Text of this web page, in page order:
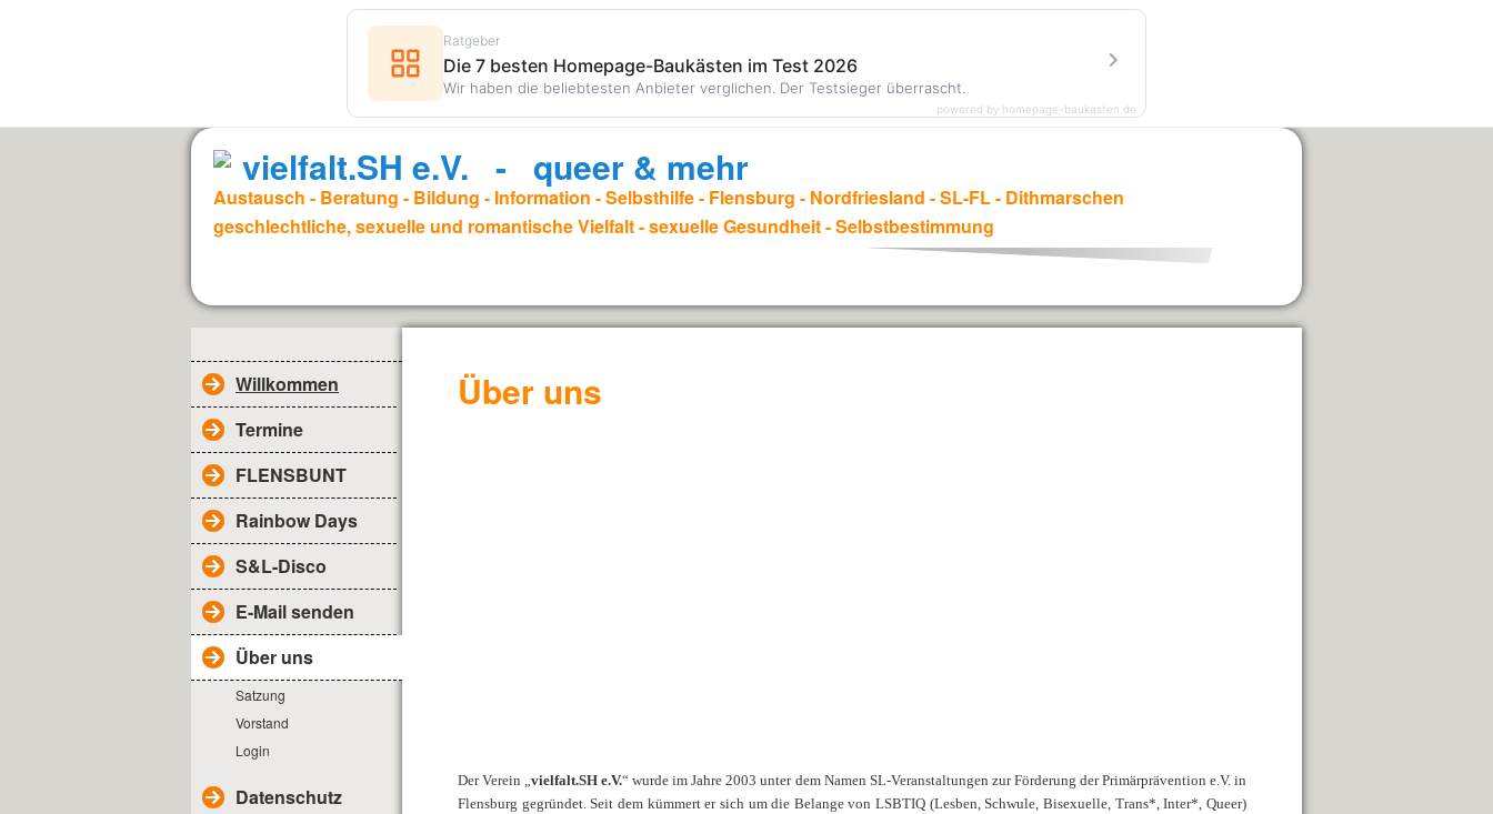
vielfalt.SH e.V. - queer & mehr
Austausch - Beratung - Bildung - Information - Selbsthilfe - Flensburg - Nordfriesland - SL-FL - Dithmarschen
geschlechtliche, sexuelle und romantische Vielfalt - sexuelle Gesundheit - Selbstbestimmung
Willkommen
Termine
FLENSBUNT
Rainbow Days
S&L-Disco
E-Mail senden
Über uns
Satzung
Vorstand
Login
Datenschutz
Über uns
Der Verein „vielfalt.SH e.V.“ wurde im Jahre 2003 unter dem Namen SL-Veranstaltungen zur Förderung der Primärprävention e.V. in
Flensburg gegründet. Seit dem kümmert er sich um die Belange von LSBTIQ (Lesben, Schwule, Bisexuelle, Trans*, Inter*, Queer)
Ratgeber
Die 7 besten Homepage-Baukästen im Test 2026
Wir haben die beliebtesten Anbieter verglichen. Der Testsieger überrascht.
powered by homepage-baukasten.de